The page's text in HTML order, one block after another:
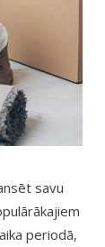
savu
periodā,